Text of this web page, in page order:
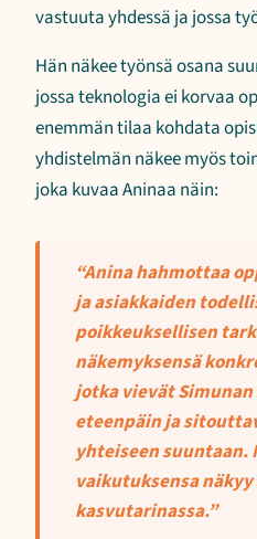
vastuuta yhdessä ja jossa
Hän näkee työnsä osana
jossa teknologia ei korvaa
enemmän tilaa kohdata
yhdistelmän näkee myös
joka kuvaa Aninaa näin:
“Anina hahmottaa
ja asiakkaiden
poikkeuksellisen
näkemyksensä
jotka vievät
eteenpäin ja
yhteiseen suuntaan.
vaikutuksensa näkyy
kasvutarinassa.”